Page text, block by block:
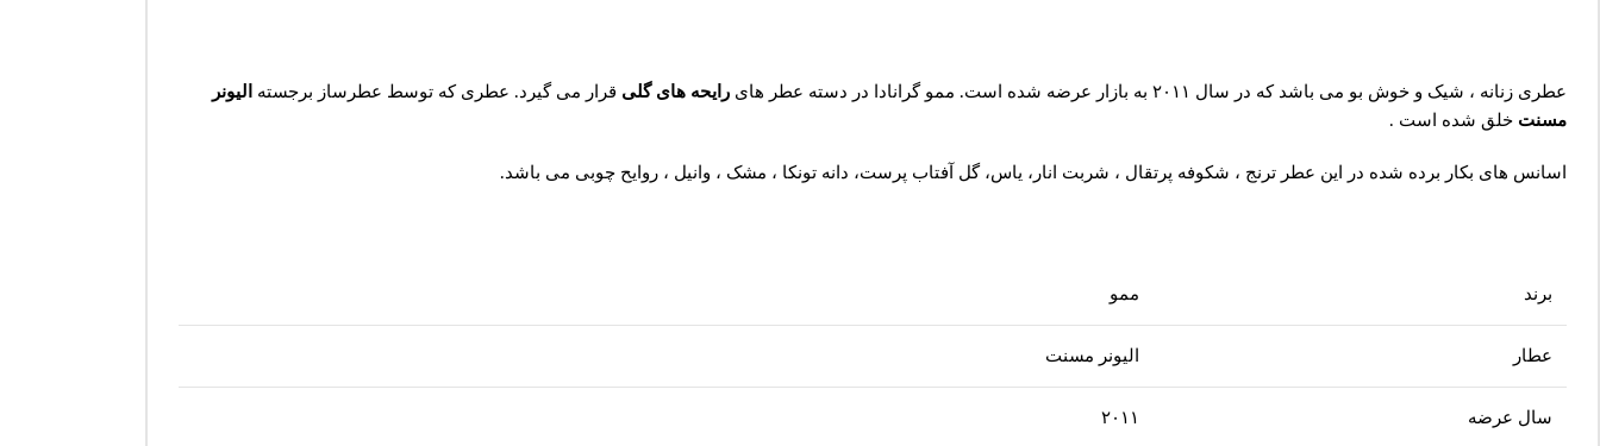
عطری زنانه ، شیک و خوش بو می باشد که در سال ۲۰۱۱ به بازار عرضه شده است. ممو گرانادا در دسته عطر های رایحه های گلی قرار می گیرد. عطری که توسط عطرساز برجسته
الیونر
مسنت خلق شده است .
اسانس های بکار برده شده در این عطر ترنج ، شکوفه پرتقال ، شربت انار، یاس، گل آفتاب پرست، دانه تونکا ، مشک ، وانیل ، روایح چوبی می باشد.
برند ممو
عطار الیونر مسنت
سال عرضه ۲۰۱۱